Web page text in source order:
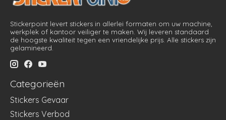
Stickerpoint levert stickers in allerlei formaten om uw machine,
werkplek of kantoor veiliger te maken. Wij leveren standaard
de hoogste kwaliteit tegen een vriendelijke prijs. Alle stickers zijn
gelamineerd.
Categorieën
Stickers Gevaar
Stickers Verbod